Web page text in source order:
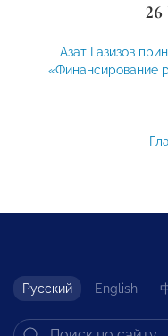
26
Азат Газизов
«Финансирование
Русский English